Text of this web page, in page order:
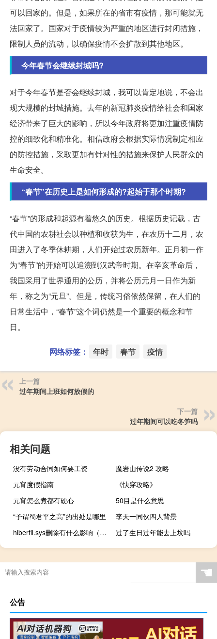
可以回家的。但是，如果所在的省市有疫情，那可能就无
法回家了。国家对于疫情较为严重的地区进行封闭措施，
限制人员的流动，以确保疫情不会扩散到其他地区。
今年春节会继续封城吗?
对于今年春节是否会继续封城，我可以肯定地说，不会出
现大规模的封城措施。去年的新冠肺炎疫情给社会和国家
经济带来了巨大的影响，所以今年政府将更加注重疫情防
控的细致化和精准化。相信政府会根据实际情况制定相应
的防控措施，采取更加有针对性的措施来保护人民群众的
生命安全。
“春节”在历史上是如何形成的?起始于那个时期?
“春节”的形成和起源有着悠久的历史。根据历史记载，古
代中国的农耕社会以种植和收获为生，在农历十二月，农
田进入了冬季休耕期，人们开始过农历新年。正月初一作
为“春节”的开始可以追溯到汉武帝时期。在辛亥革命后，
我国采用了世界通用的公历，并将公历元月一日作为新
年，称之为“元旦”。但是，传统习俗依然保留，在人们的
日常生活中，“春节”这个词仍然是一个重要的概念和节
日。
网络标签： 年时 春节 疫情
上一篇
过年期间上班如何放假的
下一篇
过年期间可以吃冬笋吗
相关问题
没有劳动合同如何要工资
魔岩山传说2 攻略
元宵度假指南
《快穿攻略》
元宵怎么煮都有硬心
50目是什么意思
“予谓蜀君平之高”的出处是哪里
李天一同伙四人背景
hiberfil.sys删除有什么影响（hiberfil）
过了生日过年能去上坟吗
☚
公告